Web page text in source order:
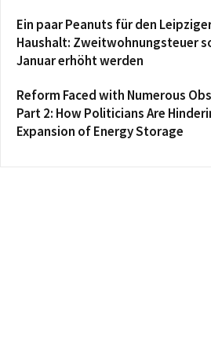
Ein paar Peanuts für den
Haushalt: Zweitwohnungsteuer
Januar erhöht werden
Reform Faced with Numerous
Part 2: How Politicians Are
Expansion of Energy Storage